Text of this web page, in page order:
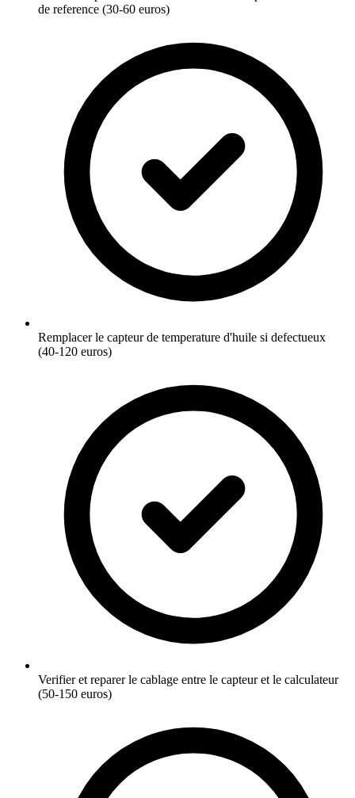
de reference (30-60 euros)
Remplacer le capteur de temperature d'huile si defectueux
(40-120 euros)
Verifier et reparer le cablage entre le capteur et le calculateur
(50-150 euros)